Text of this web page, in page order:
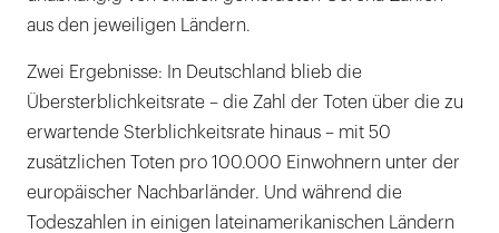
aus den jeweiligen Ländern.
Zwei Ergebnisse: In Deutschland blieb die
Übersterblichkeitsrate – die Zahl der Toten über die zu
erwartende Sterblichkeitsrate hinaus – mit 50
zusätzlichen Toten pro 100.000 Einwohnern unter der
europäischer Nachbarländer. Und während die
Todeszahlen in einigen lateinamerikanischen Ländern